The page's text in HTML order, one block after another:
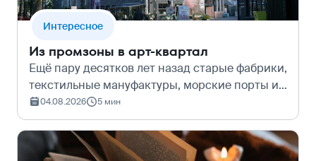
Интересное
Из промзоны в арт-квартал
Ещё пару десятков лет назад старые фабрики,
текстильные мануфактуры, морские порты и
газгольдеры казались чем-то мрачным,
шумным и отчуждённым от обычной
городской жизни. Сегодня же они
превратились в…
04.08.2026 5 мин